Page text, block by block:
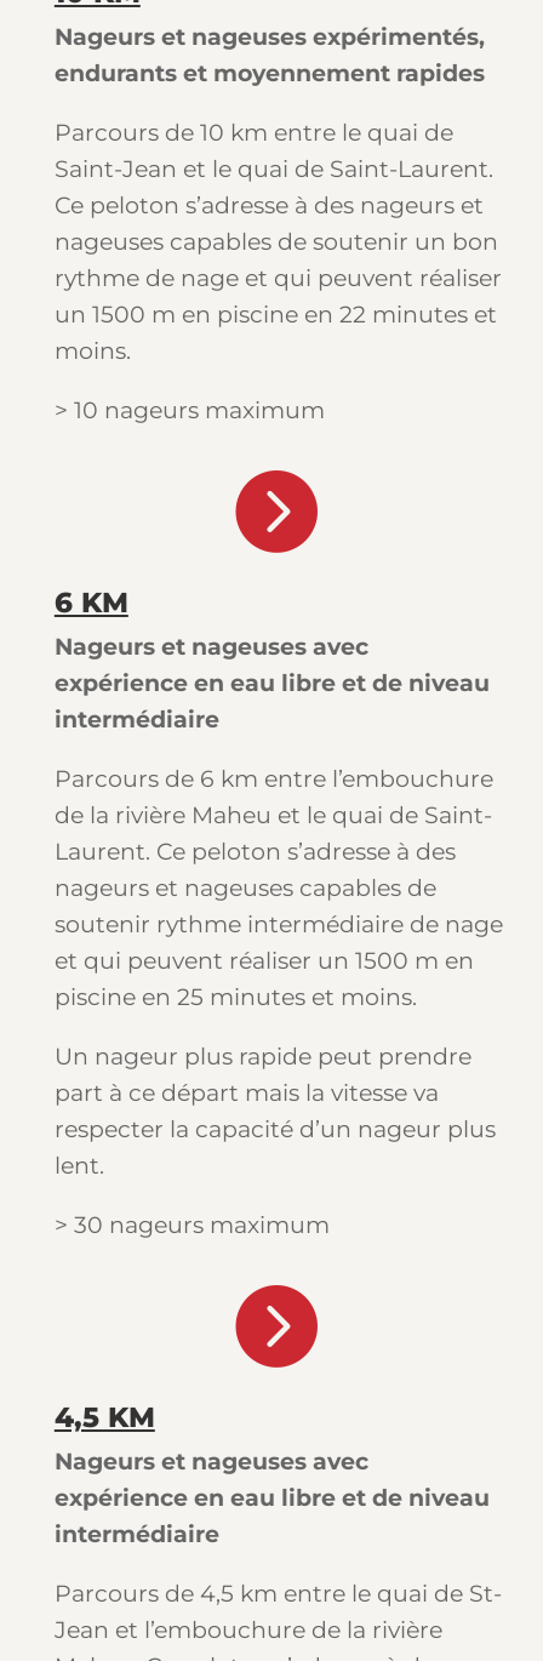
Nageurs et nageuses expérimentés,
endurants et moyennement rapides
Parcours de 10 km entre le quai de
Saint-Jean et le quai de Saint-Laurent.
Ce peloton s’adresse à des nageurs et
nageuses capables de soutenir un bon
rythme de nage et qui peuvent réaliser
un 1500 m en piscine en 22 minutes et
moins.
> 10 nageurs maximum

6 KM
Nageurs et nageuses avec
expérience en eau libre et de niveau
intermédiaire
Parcours de 6 km entre l’embouchure
de la rivière Maheu et le quai de Saint-
Laurent. Ce peloton s’adresse à des
nageurs et nageuses capables de
soutenir rythme intermédiaire de nage
et qui peuvent réaliser un 1500 m en
piscine en 25 minutes et moins.
Un nageur plus rapide peut prendre
part à ce départ mais la vitesse va
respecter la capacité d’un nageur plus
lent.
> 30 nageurs maximum

4,5 KM
Nageurs et nageuses avec
expérience en eau libre et de niveau
intermédiaire
Parcours de 4,5 km entre le quai de St-
Jean et l’embouchure de la rivière